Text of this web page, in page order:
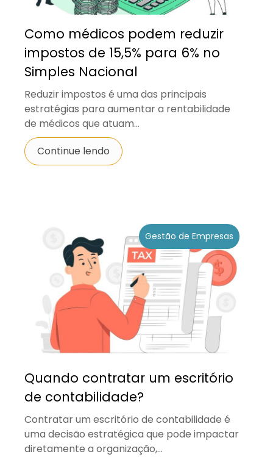
Como médicos podem reduzir
impostos de 15,5% para 6% no
Simples Nacional
Reduzir impostos é uma das principais
estratégias para aumentar a rentabilidade
de médicos que atuam...
Continue lendo
Gestão de Empresas
Quando contratar um escritório
de contabilidade?
Contratar um escritório de contabilidade é
uma decisão estratégica que pode impactar
diretamente a organização,...